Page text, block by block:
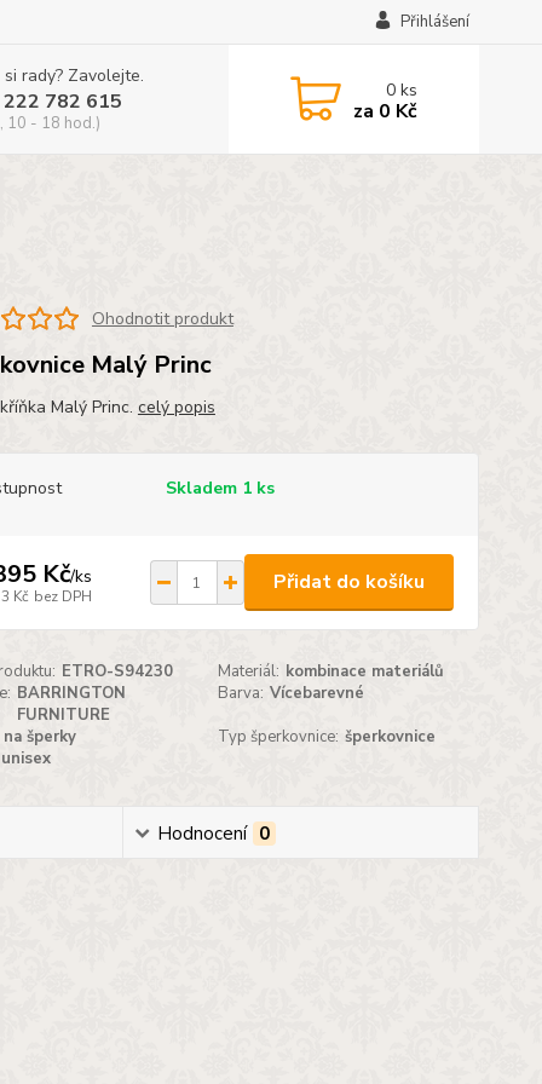
Přihlášení
rady? Zavolejte.
782 615
10 - 18 hod.)
0ks
za 0 Kč
Ohodnotit produkt
Malý Princ
Malý Princ. celý popis
Skladem 1 ks
Kč/ks
Kč bez DPH
Přidat do košíku
ETRO-S94230 Materiál: kombinace materiálů
BARRINGTON
FURNITURE
Barva: Vícebarevné
na šperky
Typ šperkovnice: šperkovnice
unisex
Hodnocení 0